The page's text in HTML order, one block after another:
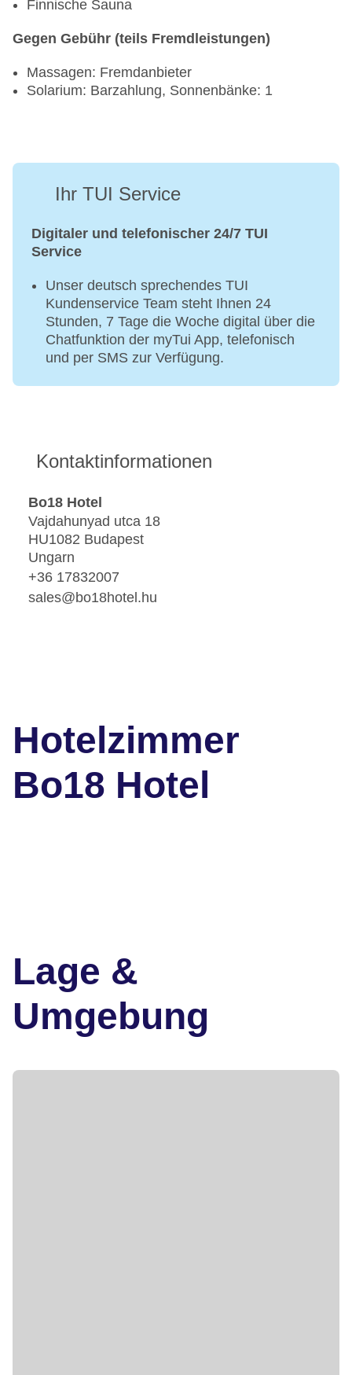
Finnische Sauna
Gegen Gebühr (teils Fremdleistungen)
Massagen: Fremdanbieter
Solarium: Barzahlung, Sonnenbänke: 1
Ihr TUI Service
Digitaler und telefonischer 24/7 TUI
Service
Unser deutsch sprechendes TUI
Kundenservice Team steht Ihnen 24
Stunden, 7 Tage die Woche digital über die
Chatfunktion der myTui App, telefonisch
und per SMS zur Verfügung.
Kontaktinformationen
Bo18 Hotel
Vajdahunyad utca 18
HU1082 Budapest
Ungarn
+36 17832007
sales@bo18hotel.hu
Hotelzimmer
Bo18 Hotel
Lage &
Umgebung